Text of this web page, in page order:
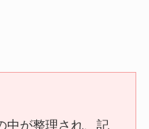
中が整理され、記